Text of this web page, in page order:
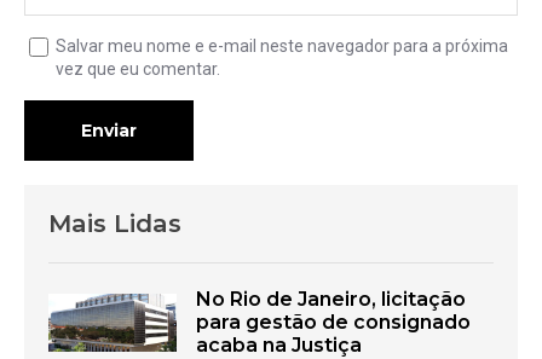
Salvar meu nome e e-mail neste navegador para a próxima
vez que eu comentar.
Enviar
Mais Lidas
No Rio de Janeiro, licitação
para gestão de consignado
acaba na Justiça